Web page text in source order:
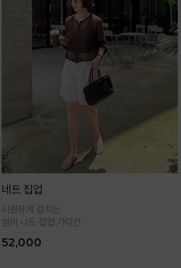
네트 집업
시원하게 걸치는
썸머 니트 집업 가디건
52,000